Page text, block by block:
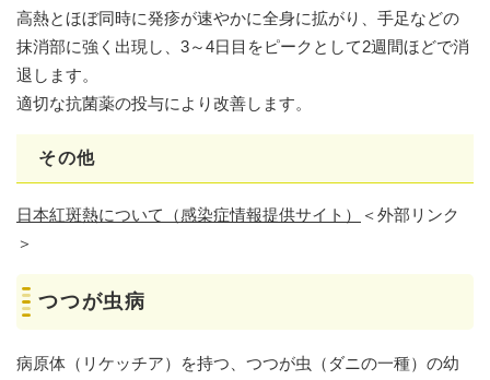
高熱とほぼ同時に発疹が速やかに全身に拡がり、手足などの
抹消部に強く出現し、3～4日目をピークとして2週間ほどで消
退します。
適切な抗菌薬の投与により改善します。
その他
日本紅斑熱について（感染症情報提供サイト）
＜外部リンク
＞
つつが虫病
病原体（リケッチア）を持つ、つつが虫（ダニの一種）の幼